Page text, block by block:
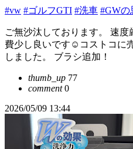
#vw #ゴルフGTI #洗車 #GWの
ご無沙汰しております。 速
費少し良いです☺️コストコに
しました。 ブラシ追加！
thumb_up 77
comment0
2026/05/09 13:44